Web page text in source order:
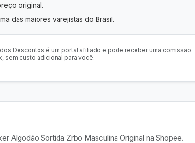
original.
das maiores varejistas do Brasil.
dos Descontos é um portal afiliado e pode receber uma comissão
sem custo adicional para você.
Algodão Sortida Zrbo Masculina Original na Shopee.